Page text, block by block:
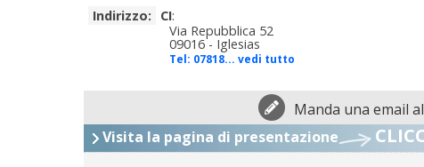
Indirizzo:
CI:
Via Repubblica 52
09016 - Iglesias
Tel: 07818... vedi tutto
Manda una email
Visita la pagina di presentazione